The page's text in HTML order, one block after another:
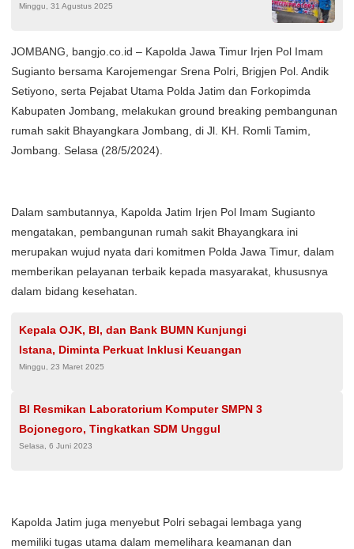
Curi Perhatian
Minggu, 31 Agustus 2025
JOMBANG, bangjo.co.id – Kapolda Jawa Timur Irjen Pol Imam
Sugianto bersama Karojemengar Srena Polri, Brigjen Pol. Andik
Setiyono, serta Pejabat Utama Polda Jatim dan Forkopimda
Kabupaten Jombang, melakukan ground breaking pembangunan
rumah sakit Bhayangkara Jombang, di Jl. KH. Romli Tamim,
Jombang. Selasa (28/5/2024).
Dalam sambutannya, Kapolda Jatim Irjen Pol Imam Sugianto
mengatakan, pembangunan rumah sakit Bhayangkara ini
merupakan wujud nyata dari komitmen Polda Jawa Timur, dalam
memberikan pelayanan terbaik kepada masyarakat, khususnya
dalam bidang kesehatan.
Kepala OJK, BI, dan Bank BUMN Kunjungi
Istana, Diminta Perkuat Inklusi Keuangan
Minggu, 23 Maret 2025
BI Resmikan Laboratorium Komputer SMPN 3
Bojonegoro, Tingkatkan SDM Unggul
Selasa, 6 Juni 2023
Kapolda Jatim juga menyebut Polri sebagai lembaga yang
memiliki tugas utama dalam memelihara keamanan dan